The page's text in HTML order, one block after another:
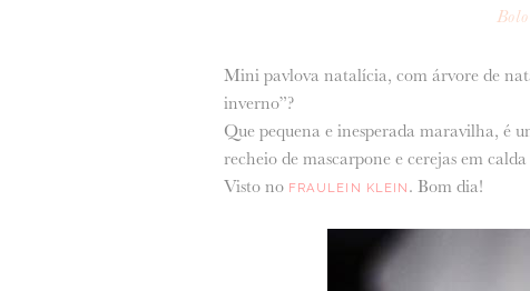
Bolo
Mini pavlova natalícia, com árvore de
inverno”?
Que pequena e inesperada maravilha, é
recheio de mascarpone e cerejas em
Visto no FRAULEIN KLEIN . Bom dia!